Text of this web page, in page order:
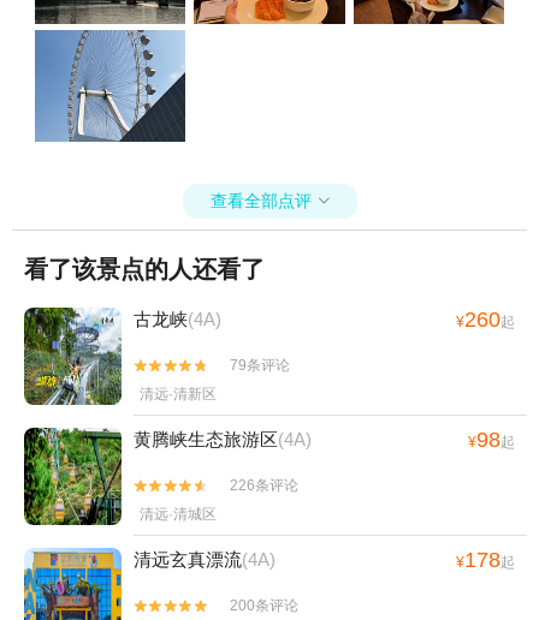
麻烦真的不要吃自助餐，尤其人多时候！总体不贵但是不会再去
查看全部点评 
看了该景点的人还看了
古龙峡(4A) ¥260起


79条评论
清远·清新区
黄腾峡生态旅游区(4A) ¥98起


226条评论
清远·清城区
清远玄真漂流(4A) ¥178起

 200条评论